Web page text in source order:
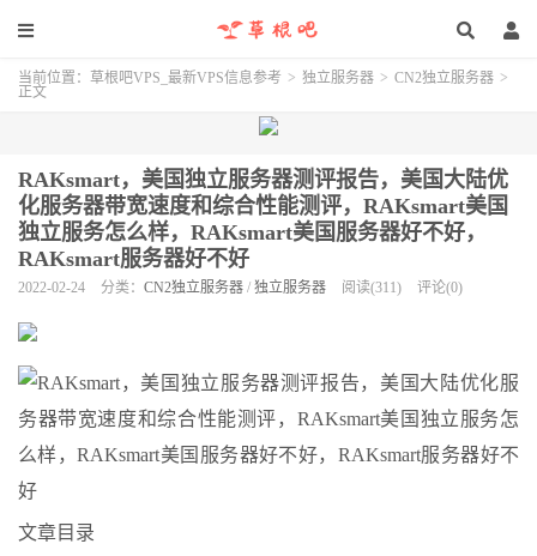
当前位置： 草根吧VPS_最新VPS信息参考 > 独立服务器 > CN2独立服务器 >
正文
RAKsmart，美国独立服务器测评报告，美国大陆优
化服务器带宽速度和综合性能测评，RAKsmart美国
独立服务怎么样，RAKsmart美国服务器好不好，
RAKsmart服务器好不好
2022-02-24 分类： CN2独立服务器 / 独立服务器 阅读(311) 评论(0)
文章目录